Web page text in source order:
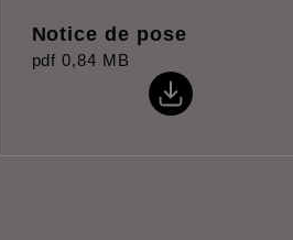
Notice de pose
pdf 0,84 MB